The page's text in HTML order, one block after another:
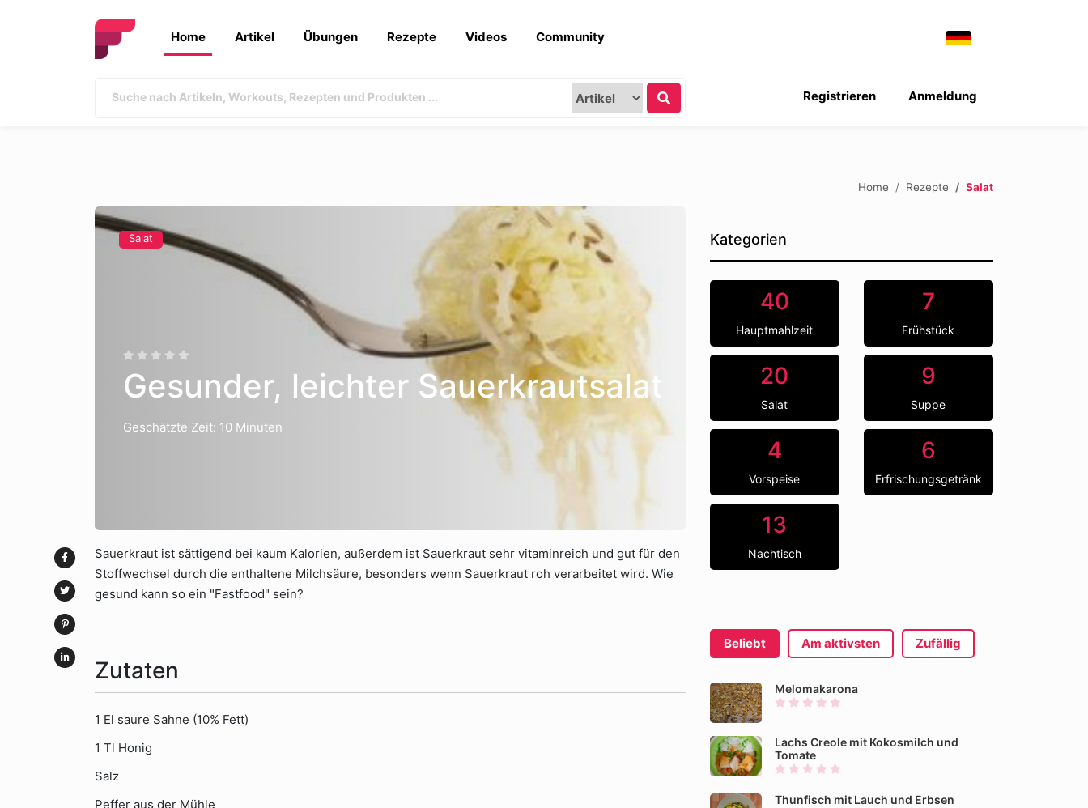
Home Artikel Übungen Rezepte Videos Community
Anmeldung
Registrieren
Home Rezepte Salat
Salat
Gesunder, leichter Sauerkrautsalat
Geschätzte Zeit: 10 Minuten
Sauerkraut ist sättigend bei kaum Kalorien, außerdem ist Sauerkraut sehr vitaminreich und gut für den
Stoffwechsel durch die enthaltene Milchsäure, besonders wenn Sauerkraut roh verarbeitet wird. Wie
gesund kann so ein "Fastfood" sein?
Zutaten
1 El saure Sahne (10% Fett)
1 Tl Honig
Salz
Peffer aus der Mühle
Kategorien
40
Hauptmahlzeit
7
Frühstück
20
Salat
9
Suppe
4
Vorspeise
6
Erfrischungsgetränk
13
Nachtisch
Beliebt Am aktivsten Zufällig
Melomakarona
Lachs Creole mit Kokosmilch und
Tomate
Thunfisch mit Lauch und Erbsen